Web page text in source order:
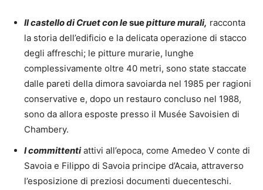
Il castello di Cruetcon lesuepitture murali, racconta
la storia dell’edificio e la delicata operazione di stacco
degli affreschi; le pitture murarie, lunghe
complessivamente oltre 40 metri, sono state staccate
dalle pareti della dimora savoiarda nel 1985 per ragioni
conservative e, dopo un restauro concluso nel 1988,
sono da allora esposte presso il Musée Savoisien di
Chambery.
I committentiattivi all’epoca, come Amedeo V conte di
Savoia e Filippo di Savoia principe d’Acaia, attraverso
l’esposizione di preziosi documenti duecenteschi.